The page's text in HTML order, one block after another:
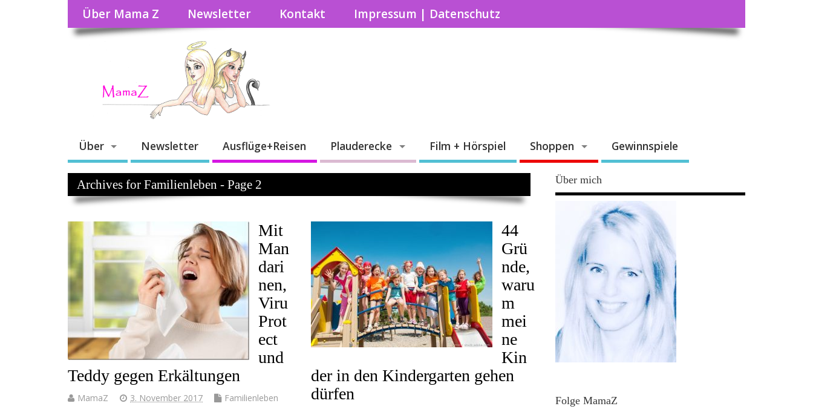
Über Mama Z Newsletter Kontakt Impressum | Datenschutz
Über Newsletter Ausflüge+Reisen Plauderecke Film + Hörspiel Shoppen Gewinnspiele
Archives for Familienleben - Page 2
Mit
Man
dari
nen,
Viru
Prot
ect
und
Teddy gegen Erkältungen
MamaZ 3. November 2017 Familienleben
44
Grü
nde,
waru
m
mei
ne
Kin
der in den Kindergarten gehen
dürfen
Über mich
Folge MamaZ